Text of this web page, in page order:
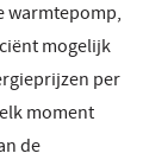
warmtepomp,
mogelijk
per
moment
de